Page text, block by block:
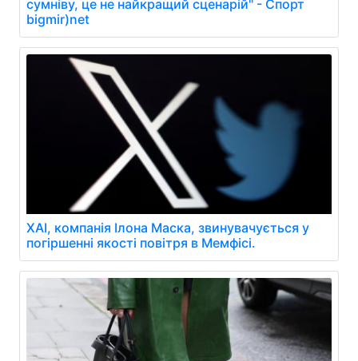
сумніву, це не найкращий сценарій" - Спорт
bigmir)net
XAI, компанія Ілона Маска, звинувачується у
погіршенні якості повітря в Мемфісі.